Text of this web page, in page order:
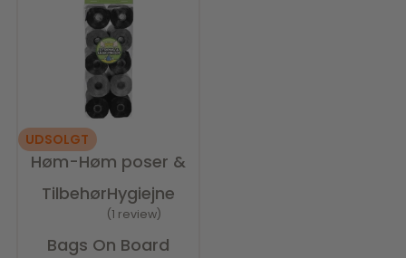
UDSOLGT
Høm-Høm poser &
TilbehørHygiejne
1 review
Bags On Board